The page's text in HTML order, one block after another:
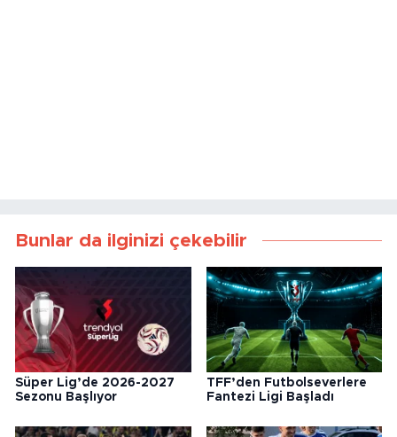
Bunlar da ilginizi çekebilir
Süper Lig’de 2026-2027
Sezonu Başlıyor
TFF’den Futbolseverlere
Fantezi Ligi Başladı